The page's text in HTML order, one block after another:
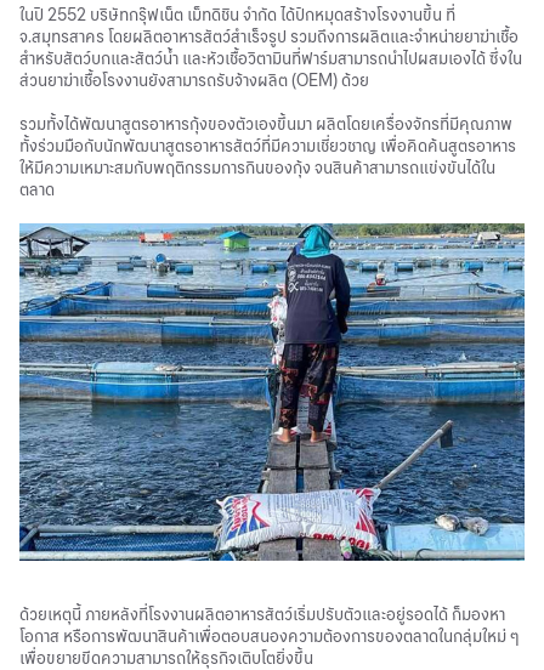
ในปี 2552 บริษัทกรุ๊ฟเน็ต เม็ทดิชิน จำกัด ได้ปักหมุดสร้างโรงงานขึ้น ที่
จ.สมุทรสาคร โดยผลิตอาหารสัตว์สำเร็จรูป รวมถึงการผลิตและจำหน่ายยาฆ่าเชื้อ
สำหรับสัตว์บกและสัตว์น้ำ และหัวเชื้อวิตามินที่ฟาร์มสามารถนำไปผสมเองได้ ซึ่งใน
ส่วนยาฆ่าเชื้อโรงงานยังสามารถรับจ้างผลิต (OEM) ด้วย
รวมทั้งได้พัฒนาสูตรอาหารกุ้งของตัวเองขึ้นมา ผลิตโดยเครื่องจักรที่มีคุณภาพ
ทั้งร่วมมือกับนักพัฒนาสูตรอาหารสัตว์ที่มีความเชี่ยวชาญ เพื่อคิดค้นสูตรอาหาร
ให้มีความเหมาะสมกับพฤติกรรมการกินของกุ้ง จนสินค้าสามารถแข่งขันได้ใน
ตลาด
ด้วยเหตุนี้ ภายหลังที่โรงงานผลิตอาหารสัตว์เริ่มปรับตัวและอยู่รอดได้ ก็มองหา
โอกาส หรือการพัฒนาสินค้าเพื่อตอบสนองความต้องการของตลาดในกลุ่มใหม่ ๆ
เพื่อขยายขีดความสามารถให้ธุรกิจเติบโตยิ่งขึ้น